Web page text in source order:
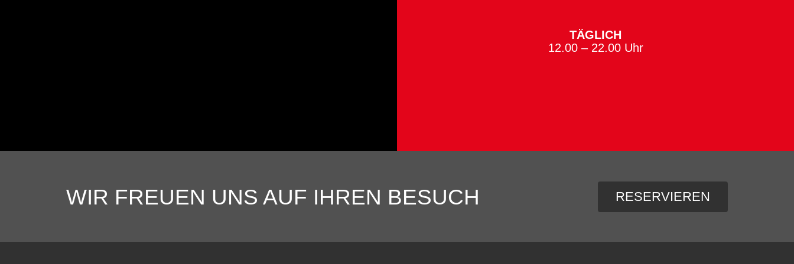
TÄGLICH
12.00 – 22.00 Uhr
WIR FREUEN UNS AUF IHREN BESUCH RESERVIEREN